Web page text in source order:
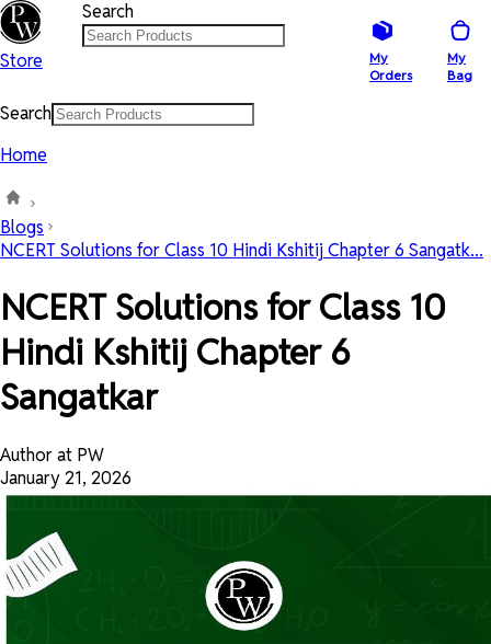
Store
Search
My
Orders
My
Bag
Search
Home
Blogs
NCERT Solutions for Class 10 Hindi Kshitij Chapter 6 Sangatk...
NCERT Solutions for Class 10
Hindi Kshitij Chapter 6
Sangatkar
Author at PW
January 21, 2026